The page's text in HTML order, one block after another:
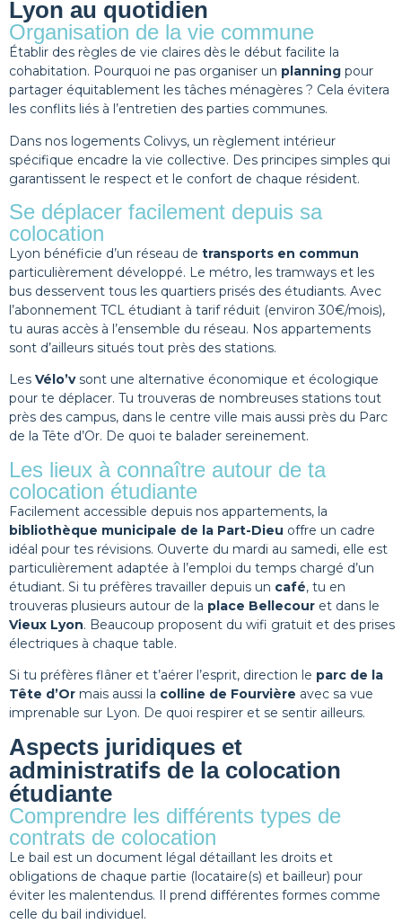
Lyon au quotidien
Organisation de la vie commune
Établir des règles de vie claires dès le début facilite la
cohabitation. Pourquoi ne pas organiser un planning pour
partager équitablement les tâches ménagères ? Cela évitera
les conflits liés à l’entretien des parties communes.
Dans nos logements Colivys, un règlement intérieur
spécifique encadre la vie collective. Des principes simples qui
garantissent le respect et le confort de chaque résident.
Se déplacer facilement depuis sa
colocation
Lyon bénéficie d’un réseau de transports en commun
particulièrement développé. Le métro, les tramways et les
bus desservent tous les quartiers prisés des étudiants. Avec
l’abonnement TCL étudiant à tarif réduit (environ 30€/mois),
tu auras accès à l’ensemble du réseau. Nos appartements
sont d’ailleurs situés tout près des stations.
Les Vélo’vsont une alternative économique et écologique
pour te déplacer. Tu trouveras de nombreuses stations tout
près des campus, dans le centre ville mais aussi près du Parc
de la Tête d’Or. De quoi te balader sereinement.
Les lieux à connaître autour de ta
colocation étudiante
Facilement accessible depuis nos appartements, la
bibliothèque municipale de la Part-Dieu offre un cadre
idéal pour tes révisions. Ouverte du mardi au samedi, elle est
particulièrement adaptée à l’emploi du temps chargé d’un
étudiant. Si tu préfères travailler depuis un café, tu en
trouveras plusieurs autour de la place Bellecour et dans le
Vieux Lyon. Beaucoup proposent du wifi gratuit et des prises
électriques à chaque table.
Si tu préfères flâner et t’aérer l’esprit, direction le parc de la
Tête d’Or mais aussi la colline de Fourvière avec sa vue
imprenable sur Lyon. De quoi respirer et se sentir ailleurs.
Aspects juridiques et
administratifs de la colocation
étudiante
Comprendre les différents types de
contrats de colocation
Le bail est un document légal détaillant les droits et
obligations de chaque partie (locataire(s) et bailleur) pour
éviter les malentendus. Il prend différentes formes comme
celle du bail individuel.